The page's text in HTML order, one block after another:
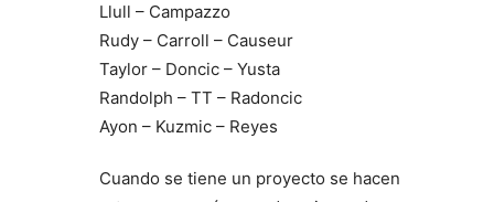
Llull – Campazzo
Rudy – Carroll – Causeur
Taylor – Doncic – Yusta
Randolph – TT – Radoncic
Ayon – Kuzmic – Reyes
Cuando se tiene un proyecto se hacen